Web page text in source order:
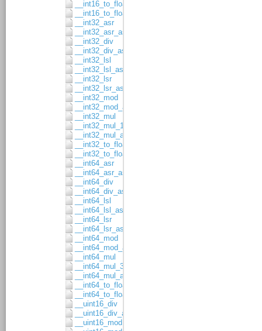
__int16_to_float32
__int16_to_float64
__int32_asr
__int32_asr_asgn
__int32_div
__int32_div_asgn
__int32_lsl
__int32_lsl_asgn
__int32_lsr
__int32_lsr_asgn
__int32_mod
__int32_mod_asgn
__int32_mul
__int32_mul_16x16
__int32_mul_asgn
__int32_to_float32
__int32_to_float64
__int64_asr
__int64_asr_asgn
__int64_div
__int64_div_asgn
__int64_lsl
__int64_lsl_asgn
__int64_lsr
__int64_lsr_asgn
__int64_mod
__int64_mod_asgn
__int64_mul
__int64_mul_32x32
__int64_mul_asgn
__int64_to_float32
__int64_to_float64
__uint16_div
__uint16_div_asgn
__uint16_mod